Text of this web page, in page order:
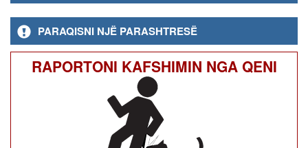
PARAQISNI NJË PARASHTRESË
RAPORTONI KAFSHIMIN NGA QENI